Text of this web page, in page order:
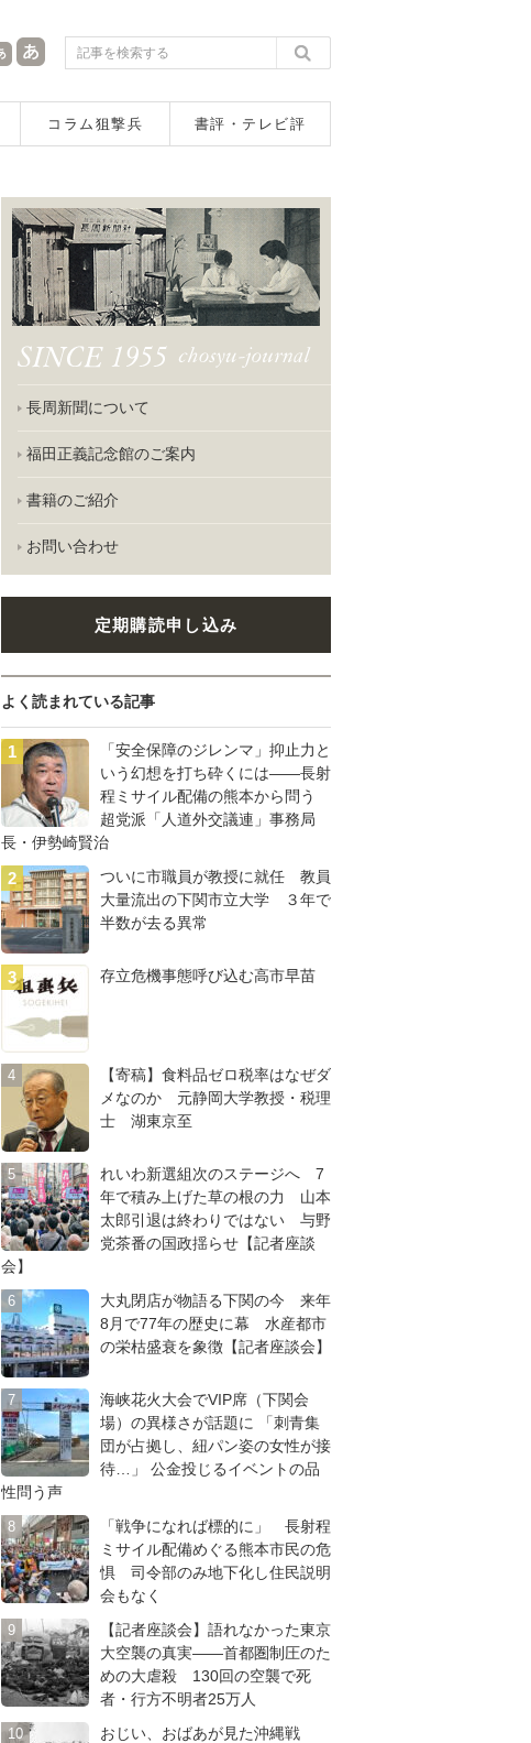
コラム狙撃兵 書評・テレビ評
長周新聞について
福田正義記念館のご案内
書籍のご紹介
お問い合わせ
定期購読申し込み
よく読まれている記事
「安全保障のジレンマ」抑止力と
いう幻想を打ち砕くには――長射
程ミサイル配備の熊本から問う
超党派「人道外交議連」事務局
長・伊勢崎賢治
ついに市職員が教授に就任 教員
大量流出の下関市立大学 ３年で
半数が去る異常
存立危機事態呼び込む高市早苗
【寄稿】食料品ゼロ税率はなぜダ
メなのか 元静岡大学教授・税理
士 湖東京至
れいわ新選組次のステージへ 7
年で積み上げた草の根の力 山本
太郎引退は終わりではない 与野
党茶番の国政揺らせ【記者座談
会】
大丸閉店が物語る下関の今 来年
8月で77年の歴史に幕 水産都市
の栄枯盛衰を象徴【記者座談会】
海峡花火大会でVIP席（下関会
場）の異様さが話題に 「刺青集
団が占拠し、紐パン姿の女性が接
待…」 公金投じるイベントの品
性問う声
「戦争になれば標的に」 長射程
ミサイル配備めぐる熊本市民の危
惧 司令部のみ地下化し住民説明
会もなく
【記者座談会】語れなかった東京
大空襲の真実――首都圏制圧のた
めの大虐殺 130回の空襲で死
者・行方不明者25万人
おじい、おばあが見た沖縄戦